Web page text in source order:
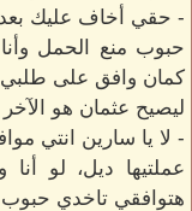
- حقي أخاف عليك
حبوب منع الحمل
كمان وافق على طلبي
ليصيح عثمان هو الآخر
- لا يا سارين انتي
عملتيها ديل، لو
هتوافقي تاخدي